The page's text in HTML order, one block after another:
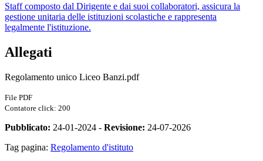
Staff composto dal Dirigente e dai suoi collaboratori, assicura la
gestione unitaria delle istituzioni scolastiche e rappresenta
legalmente l'istituzione.
Allegati
Regolamento unico Liceo Banzi.pdf
File PDF
Contatore click: 200
Pubblicato: 24-01-2024 - Revisione: 24-07-2026
Tag pagina: Regolamento d'istituto